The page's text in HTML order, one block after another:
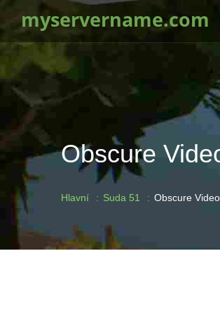
myservername.com
Obscure
Hlavní Suda 51 Obscure